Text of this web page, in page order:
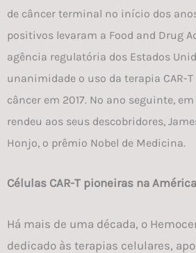
de câncer terminal no início dos
positivos levaram a Food and Drug
agência regulatória dos Estados
unanimidade o uso da terapia CAR-
câncer em 2017. No ano seguinte,
rendeu aos seus descobridores,
Honjo, o prêmio Nobel de Medicina.
Células CAR-T pioneiras na
Há mais de uma década, o
dedicado às terapias celulares,